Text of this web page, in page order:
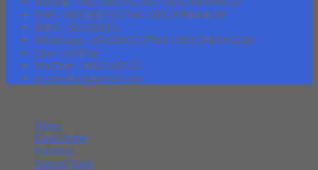
SMS - 081286555764 / 081298444638
BBM - 5E52E815
Whatsapp - 081286555764 / 081298444638
Line - LINEID
WeChat - WECHATID
pt.simultan@gmail.com
Home
Cara Order
Katalog
Alamat Kami